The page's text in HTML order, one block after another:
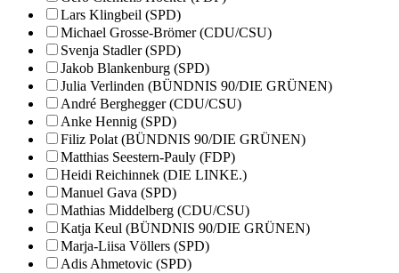
Lars Klingbeil (SPD)
Michael Grosse-Brömer (CDU/CSU)
Svenja Stadler (SPD)
Jakob Blankenburg (SPD)
Julia Verlinden (BÜNDNIS 90/DIE GRÜNEN)
André Berghegger (CDU/CSU)
Anke Hennig (SPD)
Filiz Polat (BÜNDNIS 90/DIE GRÜNEN)
Matthias Seestern-Pauly (FDP)
Heidi Reichinnek (DIE LINKE.)
Manuel Gava (SPD)
Mathias Middelberg (CDU/CSU)
Katja Keul (BÜNDNIS 90/DIE GRÜNEN)
Marja-Liisa Völlers (SPD)
Adis Ahmetovic (SPD)